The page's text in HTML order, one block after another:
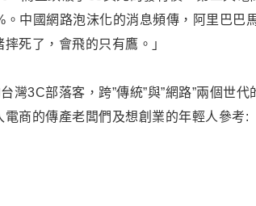
中國網路泡沫化的消息頻傳，阿里巴巴
死了，會飛的只有鷹。」
灣3C部落客，跨”傳統”與”網路”兩個世
商的傳產老闆們及想創業的年輕人參考: